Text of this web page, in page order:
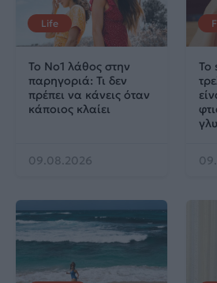
Life
Το No1 λάθος στην
παρηγοριά: Τι δεν
πρέπει να κάνεις όταν
κάποιος κλαίει
09.08.2026
Το